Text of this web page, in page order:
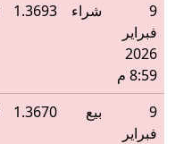
9
فبراير
2026
8:59 م
شراء 1.3693
9
فبراير
بيع 1.3670